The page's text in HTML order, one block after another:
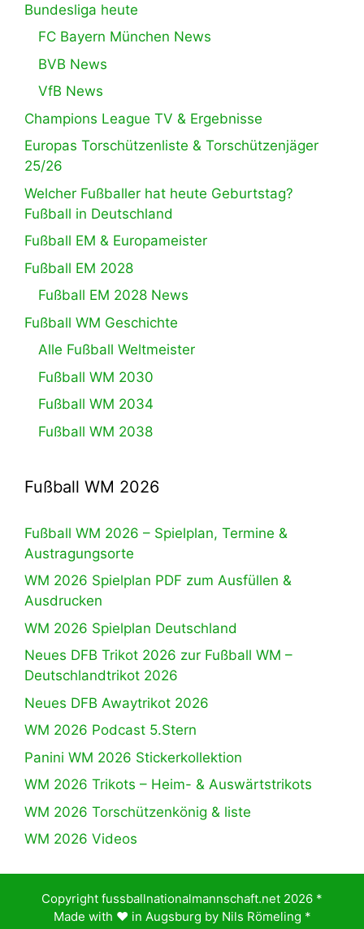
Bundesliga heute
FC Bayern München News
BVB News
VfB News
Champions League TV & Ergebnisse
Europas Torschützenliste & Torschützenjäger
25/26
Welcher Fußballer hat heute Geburtstag?
Fußball in Deutschland
Fußball EM & Europameister
Fußball EM 2028
Fußball EM 2028 News
Fußball WM Geschichte
Alle Fußball Weltmeister
Fußball WM 2030
Fußball WM 2034
Fußball WM 2038
Fußball WM 2026
Fußball WM 2026 – Spielplan, Termine &
Austragungsorte
WM 2026 Spielplan PDF zum Ausfüllen &
Ausdrucken
WM 2026 Spielplan Deutschland
Neues DFB Trikot 2026 zur Fußball WM –
Deutschlandtrikot 2026
Neues DFB Awaytrikot 2026
WM 2026 Podcast 5.Stern
Panini WM 2026 Stickerkollektion
WM 2026 Trikots – Heim- & Auswärtstrikots
WM 2026 Torschützenkönig & liste
WM 2026 Videos
Copyright fussballnationalmannschaft.net 2026 *
Made with ♥️ in Augsburg by Nils Römeling *